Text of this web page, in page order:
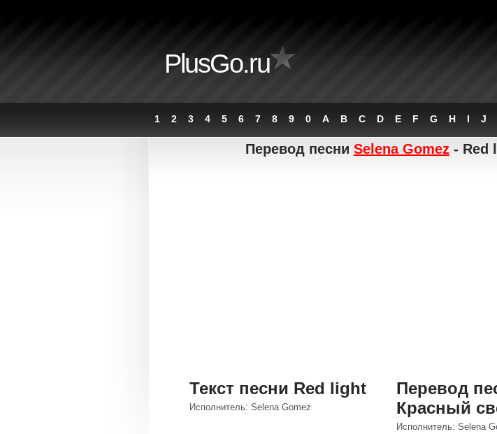
PlusGo.ru
1 2 3 4 5 6 7 8 9 0 A B C D E F G H I J
Перевод песни Selena Gomez - Red
Текст песни Red light
Исполнитель: Selena Gomez
Перевод
Красный
Исполнитель: Selena